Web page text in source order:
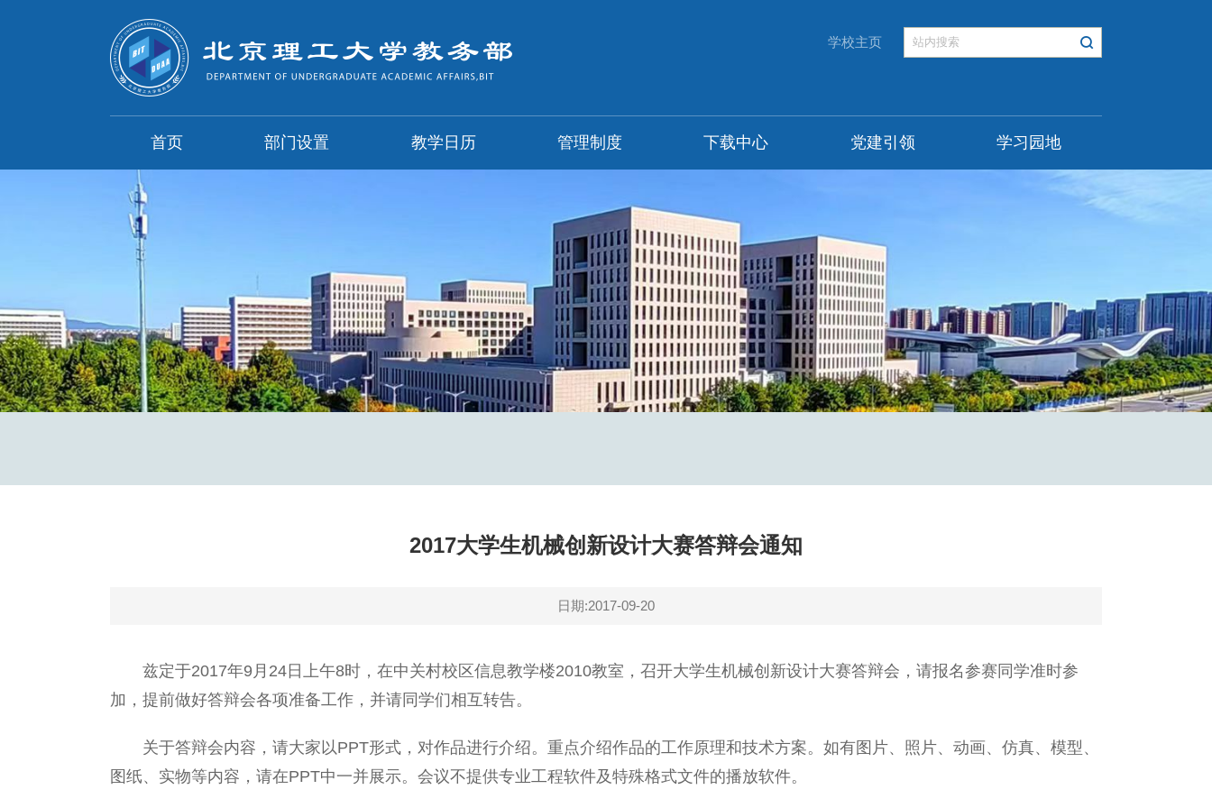
学校主页
首页 部门设置 教学日历 管理制度 下载中心 党建引领 学习园地
2017大学生机械创新设计大赛答辩会通知
日期:2017-09-20
兹定于2017年9月24日上午8时，在中关村校区信息教学楼2010教室，召开大学生机械创新设计大赛答辩会，请报名参赛同学准时参
加，提前做好答辩会各项准备工作，并请同学们相互转告。
关于答辩会内容，请大家以PPT形式，对作品进行介绍。重点介绍作品的工作原理和技术方案。如有图片、照片、动画、仿真、模型、
图纸、实物等内容，请在PPT中一并展示。会议不提供专业工程软件及特殊格式文件的播放软件。